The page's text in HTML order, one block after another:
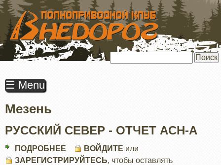
ПЕРЕЙТИ
ОСНОВНОМУ
СОДЕРЖАНИЮ
☰ Menu
Мезень
РУССКИЙ СЕВЕР - ОТЧЕТ ACH-А
ПОДРОБНЕЕ
РУССКИЙ
ВОЙДИТЕ или
ЗАРЕГИСТРИРУЙТЕСЬ, чтобы оставлять